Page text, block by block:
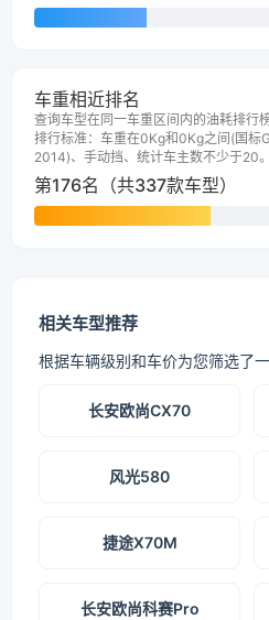
车重相近排名
查询车型在同一车重区间内的油耗排行
排行标准：车重在0Kg和0Kg之间(国标
2014)、手动挡、统计车主数不少于20。
第176名（共337款车型）
相关车型推荐
根据车辆级别和车价为您筛选了
长安欧尚CX70
风光580
捷途X70M
长安欧尚科赛Pro